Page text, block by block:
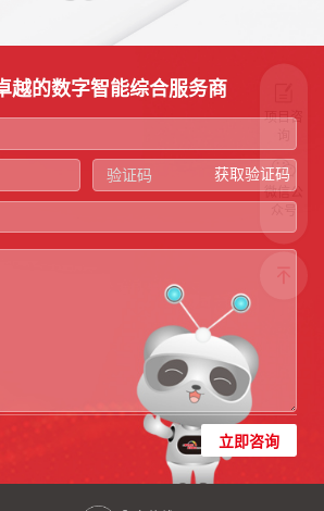
项目咨
微信公
众号
越的数字智能综合服务商
获取验证码
立即咨询